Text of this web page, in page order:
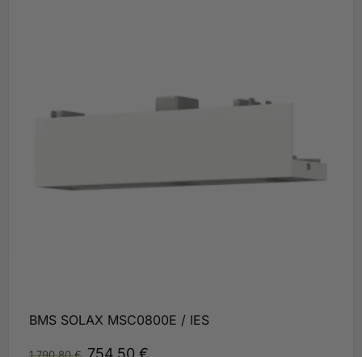
BMS SOLAX MSC0800E / IES
1.790,80€ 754,50 €